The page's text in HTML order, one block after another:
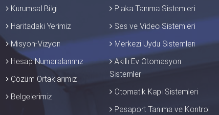
Kurumsal Bilgi
Haritadaki Yerimiz
Misyon-Vizyon
Hesap Numaralarımız
Çözüm Ortaklarımız
Belgelerimiz
Plaka Tanıma Sistemleri
Ses ve Video Sistemleri
Merkezi Uydu Sistemleri
Akıllı Ev Otomasyon
Sistemleri
Otomatik Kapı Sistemleri
Pasaport Tanıma ve Kontrol